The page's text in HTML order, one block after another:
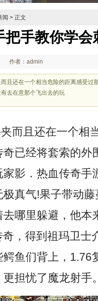
闻 > 正文
把手教你学会
作者：admin
且还在一个相当危险的距离感受过
去在意那个飞出去的玩
而且还在一个相
已经将套索的外
影．热血传奇手
真气!果子带动
哪里躲避，他本
，得到祖玛卫士
鱼们背上，1.76
担忧了魔龙射手